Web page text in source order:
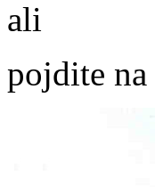
ali
pojdite na